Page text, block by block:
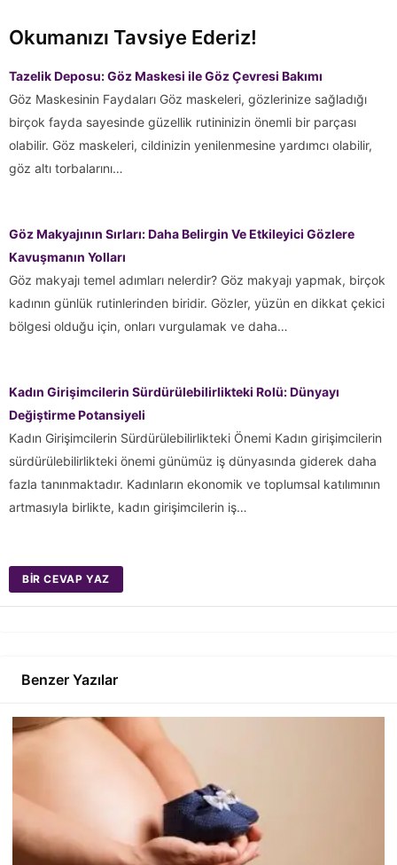
Okumanızı Tavsiye Ederiz!
Tazelik Deposu: Göz Maskesi ile Göz Çevresi Bakımı
Göz Maskesinin Faydaları Göz maskeleri, gözlerinize sağladığı
birçok fayda sayesinde güzellik rutininizin önemli bir parçası
olabilir. Göz maskeleri, cildinizin yenilenmesine yardımcı olabilir,
göz altı torbalarını…
Göz Makyajının Sırları: Daha Belirgin Ve Etkileyici Gözlere
Kavuşmanın Yolları
Göz makyajı temel adımları nelerdir? Göz makyajı yapmak, birçok
kadının günlük rutinlerinden biridir. Gözler, yüzün en dikkat çekici
bölgesi olduğu için, onları vurgulamak ve daha…
Kadın Girişimcilerin Sürdürülebilirlikteki Rolü: Dünyayı
Değiştirme Potansiyeli
Kadın Girişimcilerin Sürdürülebilirlikteki Önemi Kadın girişimcilerin
sürdürülebilirlikteki önemi günümüz iş dünyasında giderek daha
fazla tanınmaktadır. Kadınların ekonomik ve toplumsal katılımının
artmasıyla birlikte, kadın girişimcilerin iş…
BIR CEVAP YAZ
Benzer Yazılar